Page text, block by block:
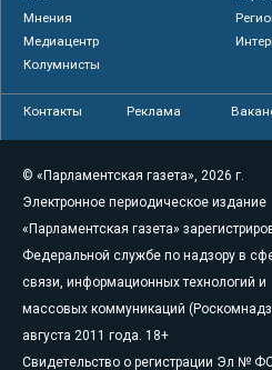
Мнения
Медиацентр
Колумнисты
Контакты Реклама
© «Парламентская газета», 2026 г.
Электронное периодическое издание
«Парламентская газета»
Федеральной службе по надзору в
связи, информационных технологий и
массовых коммуникаций
августа 2011 года. 18+
Свидетельство о регистрации Эл №